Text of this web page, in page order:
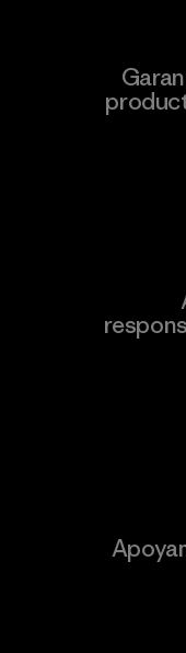
información
Teijin
Material-supplier